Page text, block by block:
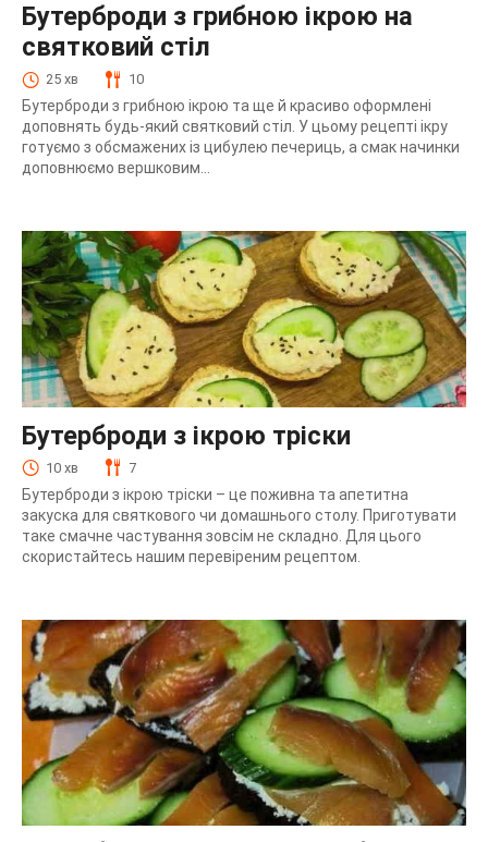
Бутерброди з грибною ікрою на
святковий стіл
25 хв 10
Бутерброди з грибною ікрою та ще й красиво оформлені
доповнять будь-який святковий стіл. У цьому рецепті ікру
готуємо з обсмажених із цибулею печериць, а смак начинки
доповнюємо вершковим...
Бутерброди з ікрою тріски
10 хв 7
Бутерброди з ікрою тріски – це поживна та апетитна
закуска для святкового чи домашнього столу. Приготувати
таке смачне частування зовсім не складно. Для цього
скористайтесь нашим перевіреним рецептом.